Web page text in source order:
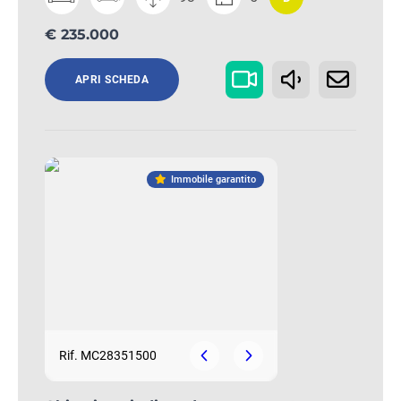
€ 235.000
APRI SCHEDA
Immobile garantito
Rif. MC28351500